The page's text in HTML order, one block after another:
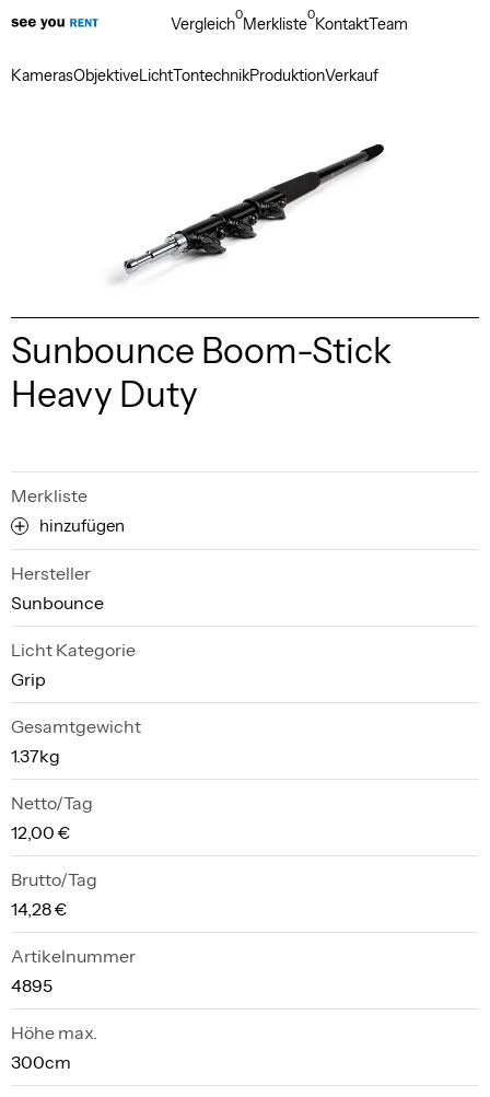
KamerasObjektiveLichtTontechnikProduktionVerkauf
Vergleich0Merkliste0KontaktTeam
Sunbounce Boom-Stick
Heavy Duty
Merkliste
hinzufügen
Hersteller
Sunbounce
Licht Kategorie
Grip
Gesamtgewicht
1.37kg
Netto/Tag
12,00 €
Brutto/Tag
14,28 €
Artikelnummer
4895
Höhe max.
300cm